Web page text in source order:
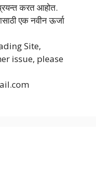
करत आहोत.
एक नवीन ऊर्जा
Site,
issue, please